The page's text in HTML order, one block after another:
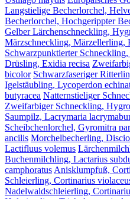
Langstielige Becherlorchel,
Becherlorchel, Hochgerippter
Gelber Lärchenschneckling,
Märzschneckling, Märzellerling,
Schwarzpunktierter
Drüsling, Exidia recisa
bicolor Schwarzfaseriger
Igelstäubling, Lycoperdon
butyracea Natternstieliger
Zweifarbiger Schneckling,
Saumpilz, Lacrymaria
Scheibchenlorchel, Gyromitra
ancilis Morchelbecherling,
Lactifluus volemus
Buchenmilchling, Lactarius
camphoratusAnisklumpfuß,
Schleierling, Cortinarius
Nadelwaldschleierling,